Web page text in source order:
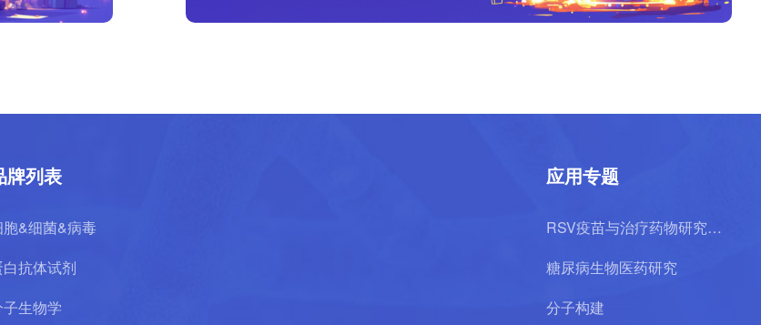
牌列表
胞&细菌&病毒
抗体试剂
生物学
应用专题
RSV疫苗与治疗药物研究专
题
糖尿病生物医药研究
分子构建